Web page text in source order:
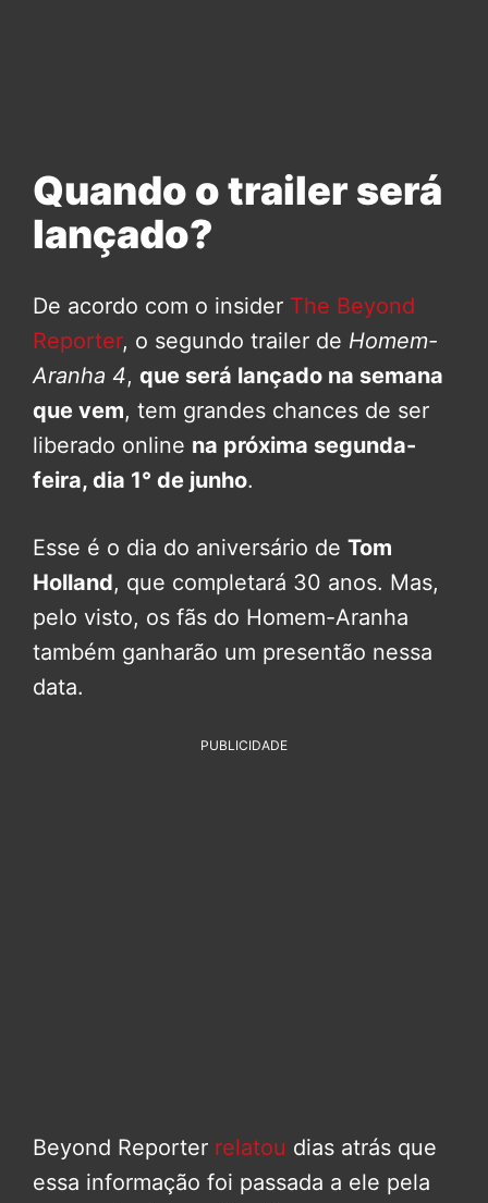
Quando o trailer será
lançado?
De acordo com o insider The Beyond
Reporter, o segundo trailer de Homem-
Aranha 4, que será lançado na semana
que vem, tem grandes chances de ser
liberado online na próxima segunda-
feira, dia 1° de junho.
Esse é o dia do aniversário de Tom
Holland, que completará 30 anos. Mas,
pelo visto, os fãs do Homem-Aranha
também ganharão um presentão nessa
data.
PUBLICIDADE
Beyond Reporter relatou dias atrás que
essa informação foi passada a ele pela